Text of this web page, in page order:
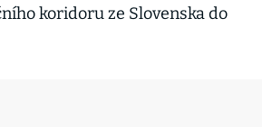
koridoru ze Slovenska do